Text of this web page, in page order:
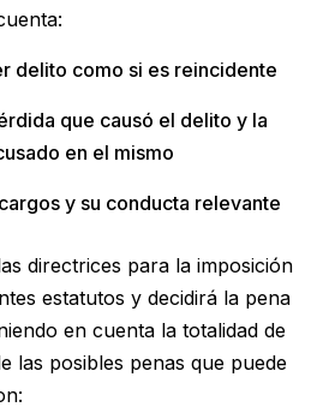
delito como si es reincidente
que causó el delito y la
en el mismo
y su conducta relevante
directrices para la imposición
estatutos y decidirá la pena
en cuenta la totalidad de
las posibles penas que puede